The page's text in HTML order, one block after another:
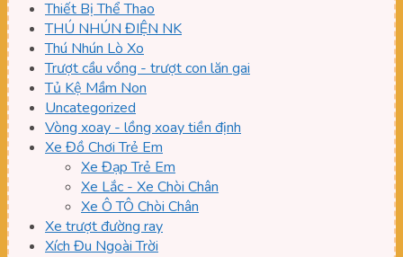
Thiết Bị Thể Thao
THÚ NHÚN ĐIỆN NK
Thú Nhún Lò Xo
Trượt cầu vồng - trượt con lăn gai
Tủ Kệ Mầm Non
Uncategorized
Vòng xoay - lồng xoay tiền định
Xe Đồ Chơi Trẻ Em
Xe Đạp Trẻ Em
Xe Lắc - Xe Chòi Chân
Xe Ô TÔ Chòi Chân
Xe trượt đường ray
Xích Đu Ngoài Trời